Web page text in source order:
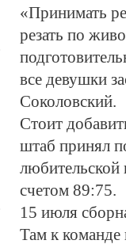
«Принимать
резать по
все девушки
Соколовский.
Стоит
штаб принял
счетом 89:75.
15 июля
Там к